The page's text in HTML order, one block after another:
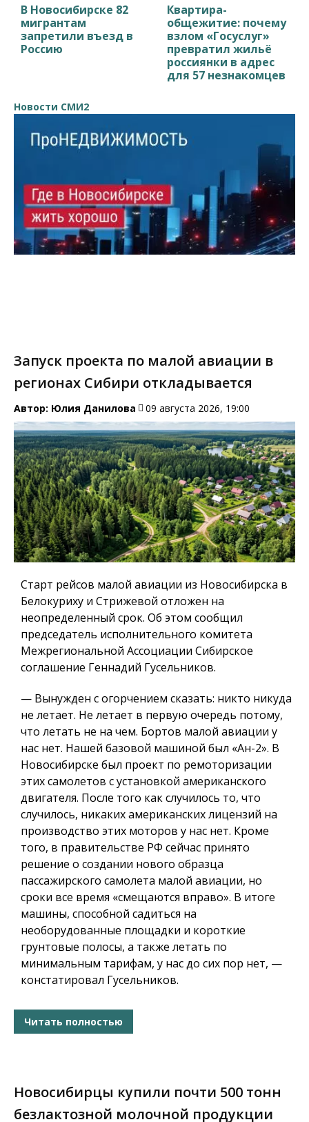
В Новосибирске 82
мигрантам
запретили въезд в
Россию
Квартира-
общежитие: почему
взлом «Госуслуг»
превратил жильё
россиянки в адрес
для 57 незнакомцев
Новости СМИ2
Запуск проекта по малой авиации в
регионах Сибири откладывается
Автор: Юлия Данилова 09 августа 2026, 19:00
Старт рейсов малой авиации из Новосибирска в
Белокуриху и Стрижевой отложен на
неопределенный срок. Об этом сообщил
председатель исполнительного комитета
Межрегиональной Ассоциации Сибирское
соглашение Геннадий Гусельников.
— Вынужден с огорчением сказать: никто никуда
не летает. Не летает в первую очередь потому,
что летать не на чем. Бортов малой авиации у
нас нет. Нашей базовой машиной был «Ан-2». В
Новосибирске был проект по ремоторизации
этих самолетов с установкой американского
двигателя. После того как случилось то, что
случилось, никаких американских лицензий на
производство этих моторов у нас нет. Кроме
того, в правительстве РФ сейчас принято
решение о создании нового образца
пассажирского самолета малой авиации, но
сроки все время «смещаются вправо». В итоге
машины, способной садиться на
необорудованные площадки и короткие
грунтовые полосы, а также летать по
минимальным тарифам, у нас до сих пор нет, —
констатировал Гусельников.
Читать полностью
Новосибирцы купили почти 500 тонн
безлактозной молочной продукции